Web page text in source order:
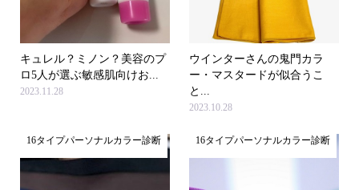
キュレル？ミノン？美容のプ
ロ5人が選ぶ敏感肌向けお...
2023.11.28
ウインターさんの鬼門カラ
ー・マスタードが似合うこ
と...
2023.10.28
16タイプパーソナルカラー診断 16タイプパーソナルカラー診断